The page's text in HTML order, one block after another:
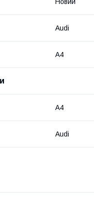
Audi
A4
A4
Audi